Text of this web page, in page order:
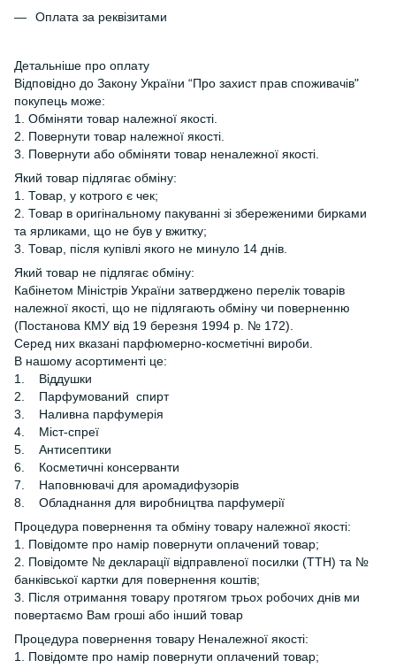
Оплата за реквізитами
Детальніше про оплату
Відповідно до Закону України “Про захист прав споживачів"
покупець може:
1. Обміняти товар належної якості.
2. Повернути товар належної якості.
3. Повернути або обміняти товар неналежної якості.
Який товар підлягає обміну:
1. Товар, у котрого є чек;
2. Товар в оригінальному пакуванні зі збереженими бирками
та ярликами, що не був у вжитку;
3. Товар, після купівлі якого не минуло 14 днів.
Який товар не підлягає обміну:
Кабінетом Міністрів України затверджено перелік товарів
належної якості, що не підлягають обміну чи поверненню
(Постанова КМУ від 19 березня 1994 р. № 172).
Серед них вказані парфюмерно-косметічні вироби.
В нашому асортименті це:
1. Віддушки
2. Парфумований спирт
3. Наливна парфумерія
4. Міст-спреї
5. Антисептики
6. Косметичні консерванти
7. Наповнювачі для аромадифузорів
8. Обладнання для виробництва парфумерії
Процедура повернення та обміну товару належної якості:
1. Повідомте про намір повернути оплачений товар;
2. Повідомте № декларації відправленої посилки (ТТН) та №
банківської картки для повернення коштів;
3. Після отримання товару протягом трьох робочих днів ми
повертаємо Вам гроші або інший товар
Процедура повернення товару Неналежної якості:
1. Повідомте про намір повернути оплачений товар;